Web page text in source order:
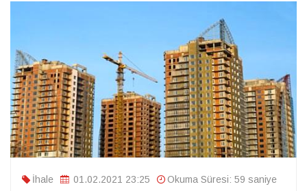
İhale 01.02.2021 23:25 Okuma Süresi: 59 saniye